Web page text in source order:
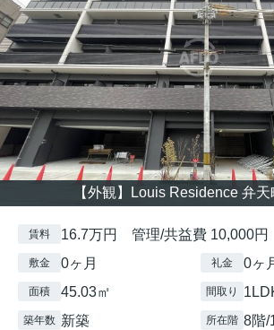
【外観】Louis Residence 弁
賃料 16.7万円 管理/共益費 10,000円
敷金 0ヶ月 礼金 0ヶ
面積 45.03㎡ 間取り
築年数 新築 所在階 8階/